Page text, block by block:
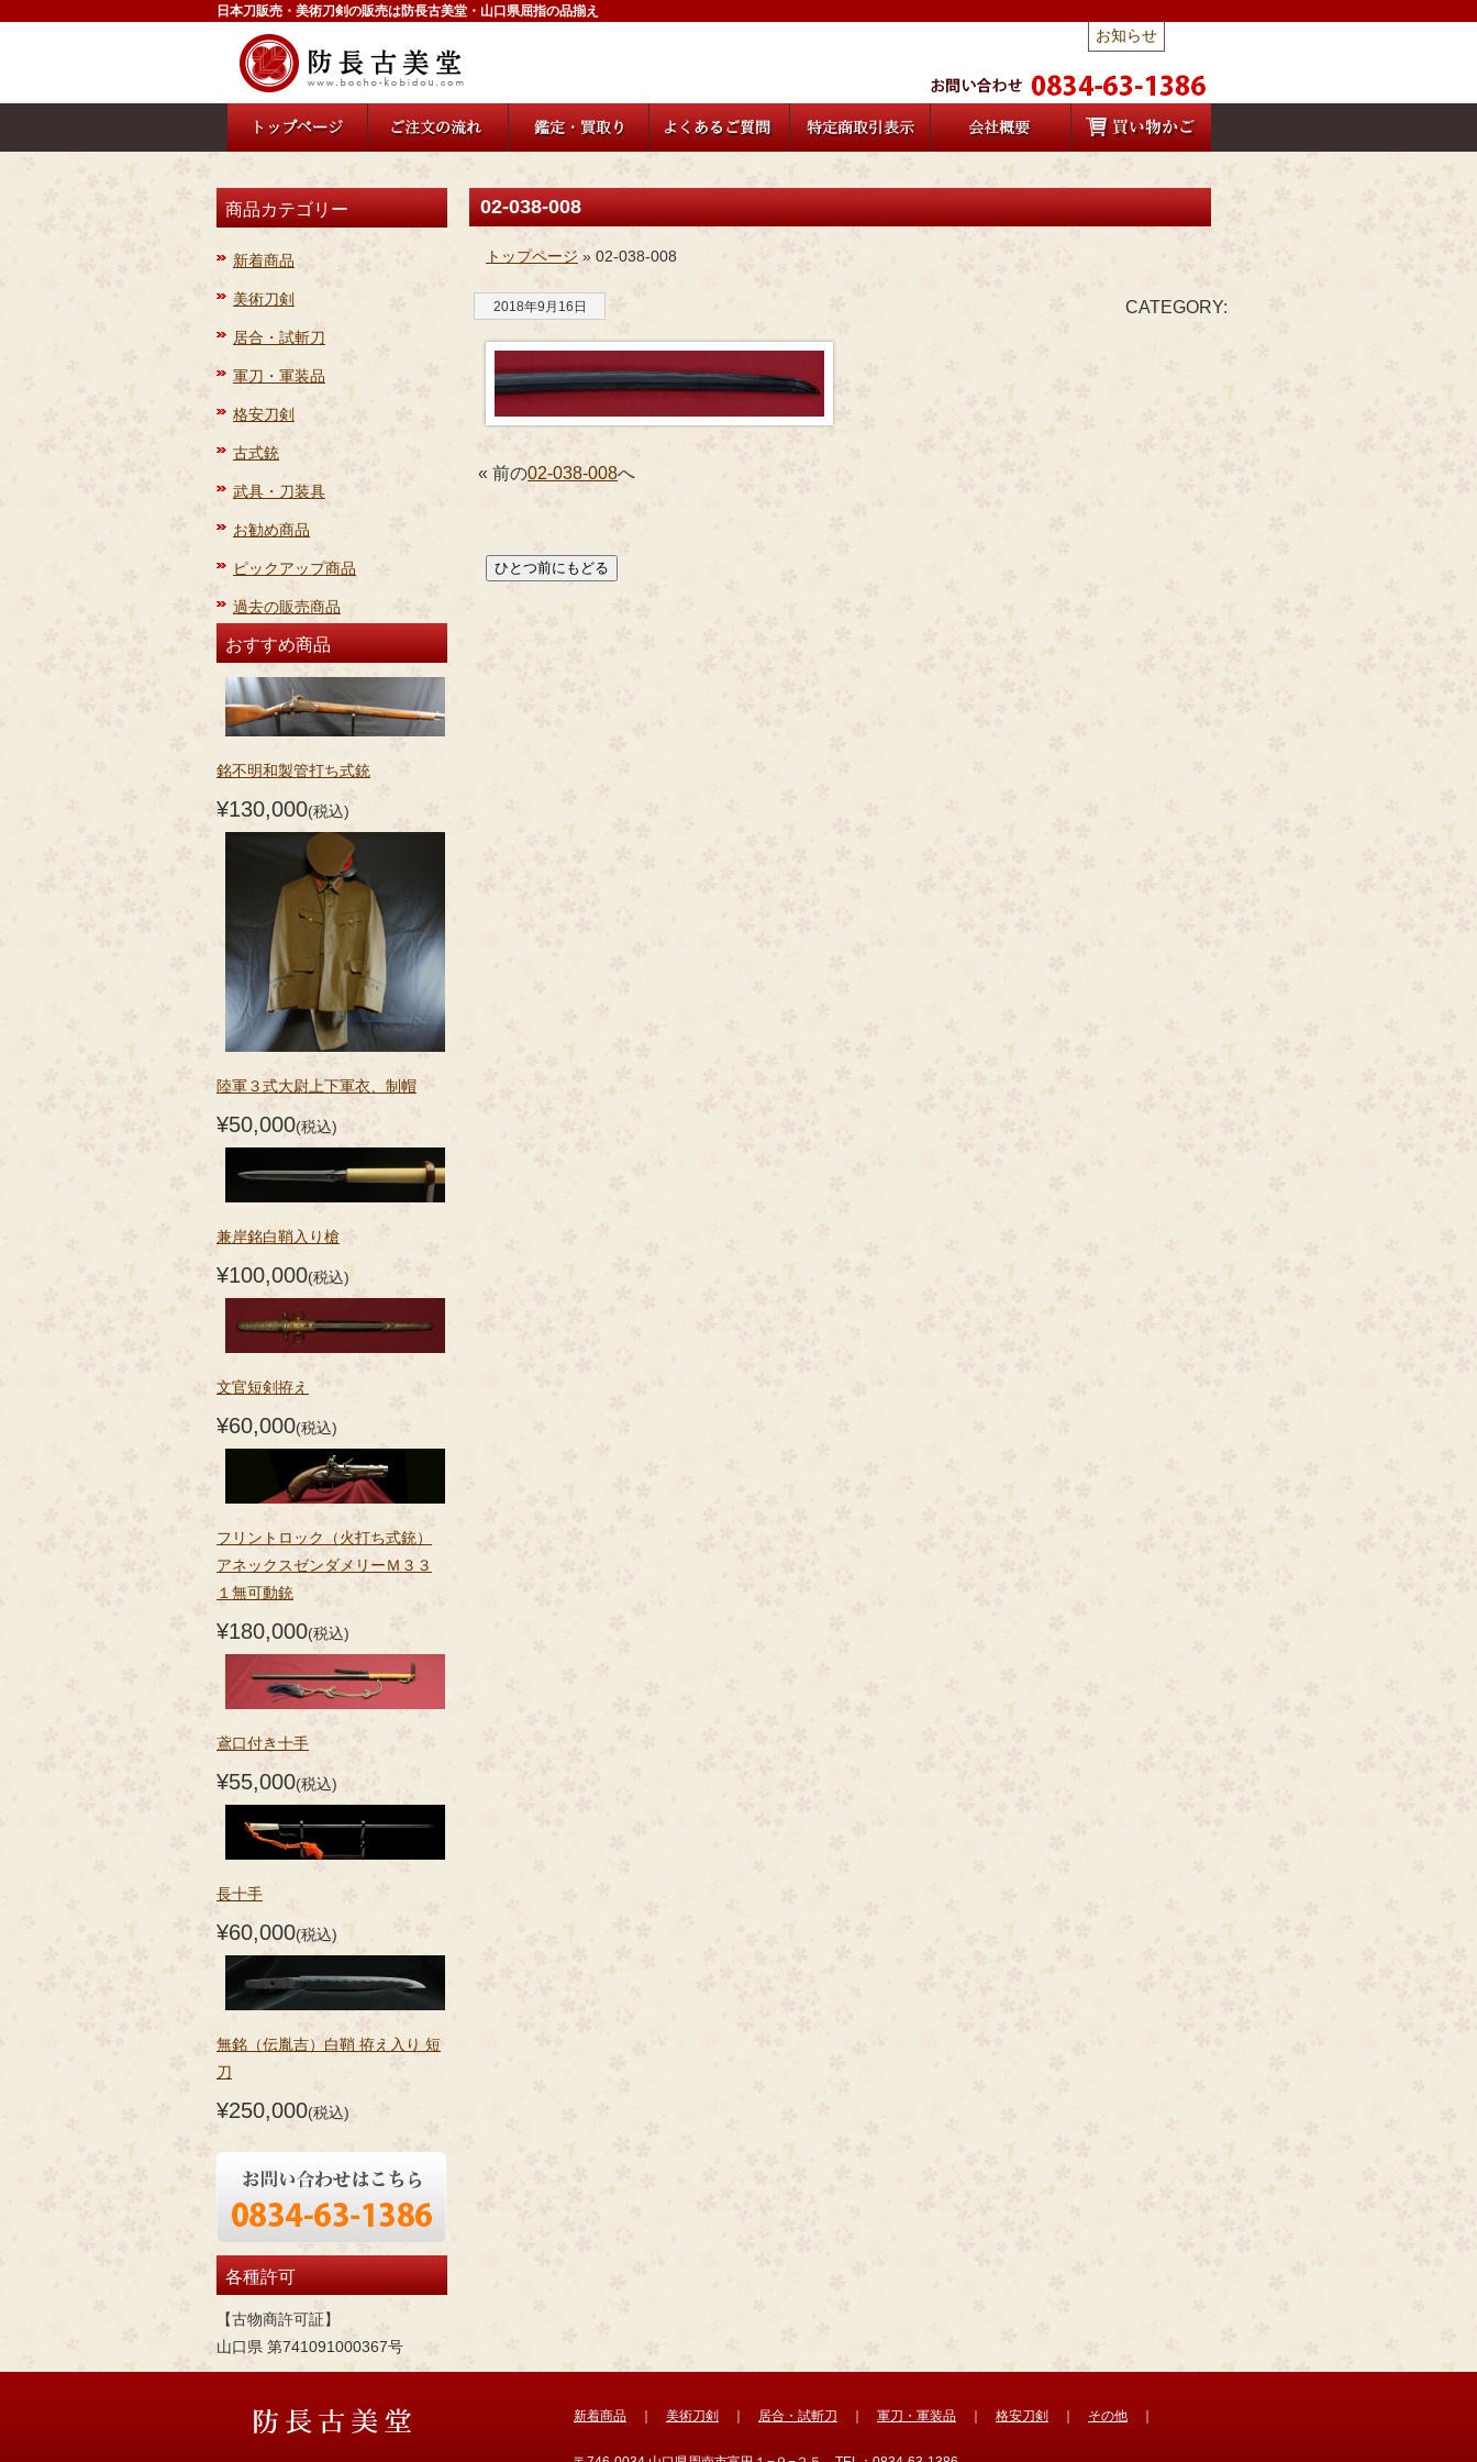
日本刀販売・美術刀剣の販売は防長古美堂・山口県屈指の品揃え
お知らせ
商品カテゴリー
新着商品
美術刀剣
居合・試斬刀
軍刀・軍装品
格安刀剣
古式銃
武具・刀装具
お勧め商品
ピックアップ商品
過去の販売商品
おすすめ商品
銘不明和製管打ち式銃
¥130,000(税込)
陸軍３式大尉上下軍衣、制帽
¥50,000(税込)
兼岸銘白鞘入り槍
¥100,000(税込)
文官短剣拵え
¥60,000(税込)
フリントロック（火打ち式銃）
アネックスゼンダメリーＭ３３
１無可動銃
¥180,000(税込)
鳶口付き十手
¥55,000(税込)
長十手
¥60,000(税込)
無銘（伝胤吉）白鞘 拵え入り 短
刀
¥250,000(税込)
各種許可
【古物商許可証】
山口県 第741091000367号
02-038-008
トップページ » 02-038-008
CATEGORY:
2018年9月16日
« 前の02-038-008へ
新着商品 美術刀剣 居合・試斬刀 軍刀・軍装品 格安刀剣 その他